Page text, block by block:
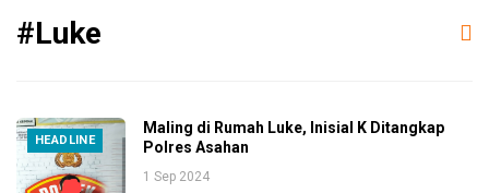
#Luke
HEADLINE
Maling di Rumah Luke, Inisial K Ditangkap
Polres Asahan
1 Sep 2024